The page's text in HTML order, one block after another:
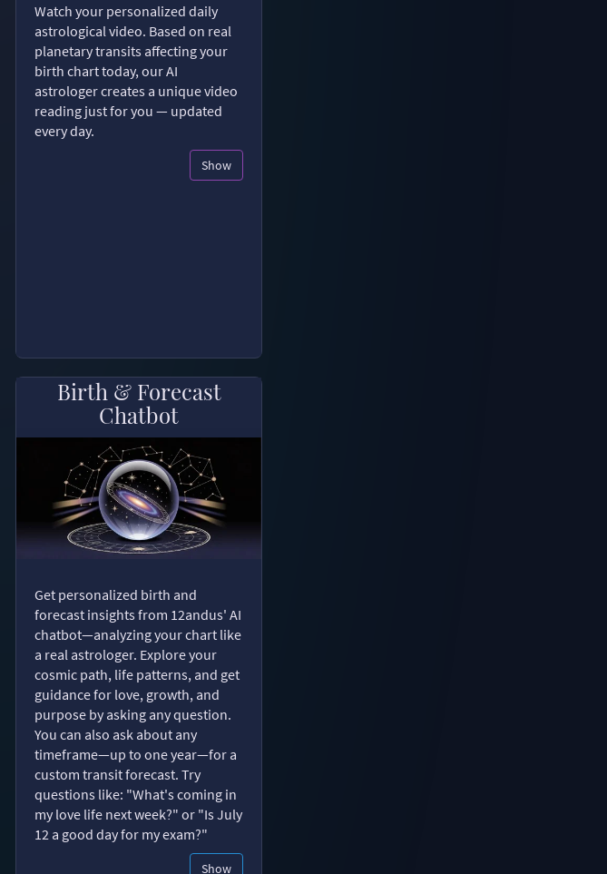
Watch your personalized daily
astrological video. Based on real
planetary transits affecting your
birth chart today, our AI
astrologer creates a unique video
reading just for you — updated
every day.
Show
Birth & Forecast
Chatbot
Get personalized birth and
forecast insights from 12andus' AI
chatbot—analyzing your chart like
a real astrologer. Explore your
cosmic path, life patterns, and get
guidance for love, growth, and
purpose by asking any question.
You can also ask about any
timeframe—up to one year—for a
custom transit forecast. Try
questions like: "What's coming in
my love life next week?" or "Is July
12 a good day for my exam?"
Show